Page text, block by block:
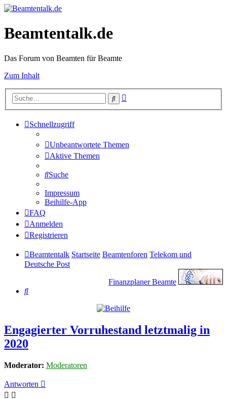
Beamtentalk.de
Das Forum von Beamten für Beamte
Zum Inhalt
Suche
Schnellzugriff
Unbeantwortete Themen
Aktive Themen
Suche
Impressum
Beihilfe-App
FAQ
Anmelden
Registrieren
Beamtentalk Startseite Beamtenforen Telekom und
Deutsche Post
Finanzplaner Beamte
Suche
Engagierter Vorruhestand letztmalig in
2020
Moderator: Moderatoren
Antworten